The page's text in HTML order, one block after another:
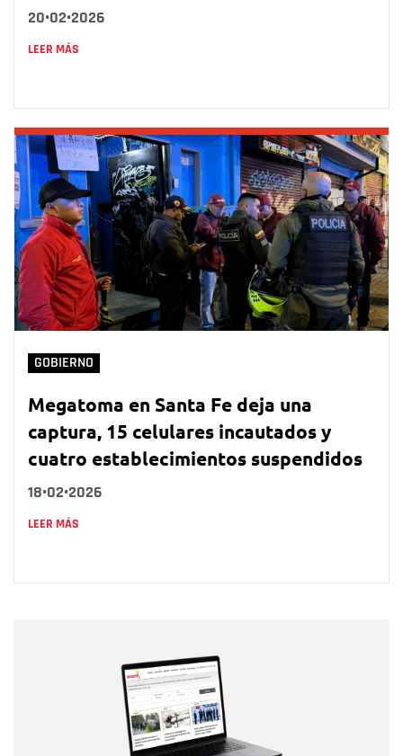
20•02•2026
LEER MÁS
GOBIERNO
Megatoma en Santa Fe deja una
captura, 15 celulares incautados y
cuatro establecimientos suspendidos
18•02•2026
LEER MÁS
Correo electrónico